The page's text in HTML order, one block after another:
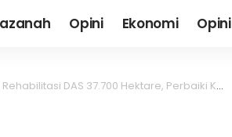
Opini Ekonomi Opini
Hektare, Perbaiki Kualitas Keanekaragaman Hayati